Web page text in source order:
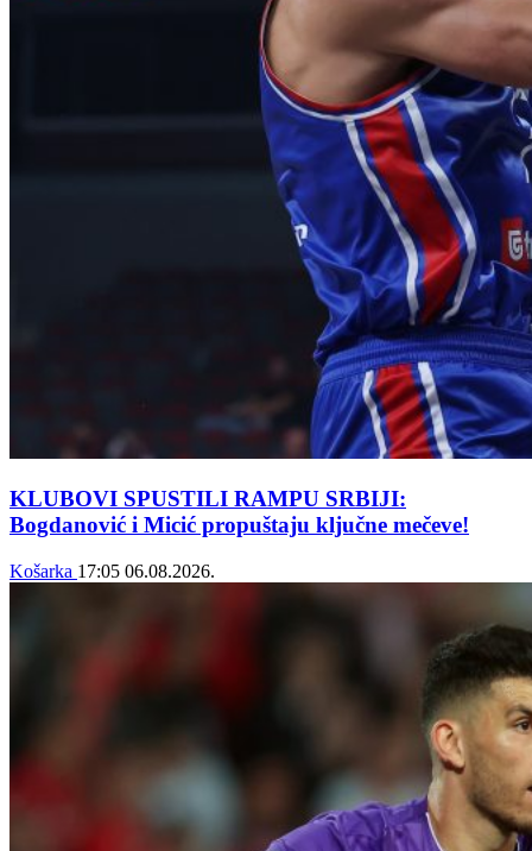
KLUBOVI SPUSTILI RAMPU SRBIJI:
Bogdanović i Micić propuštaju ključne mečeve!
Košarka 17:05 06.08.2026.